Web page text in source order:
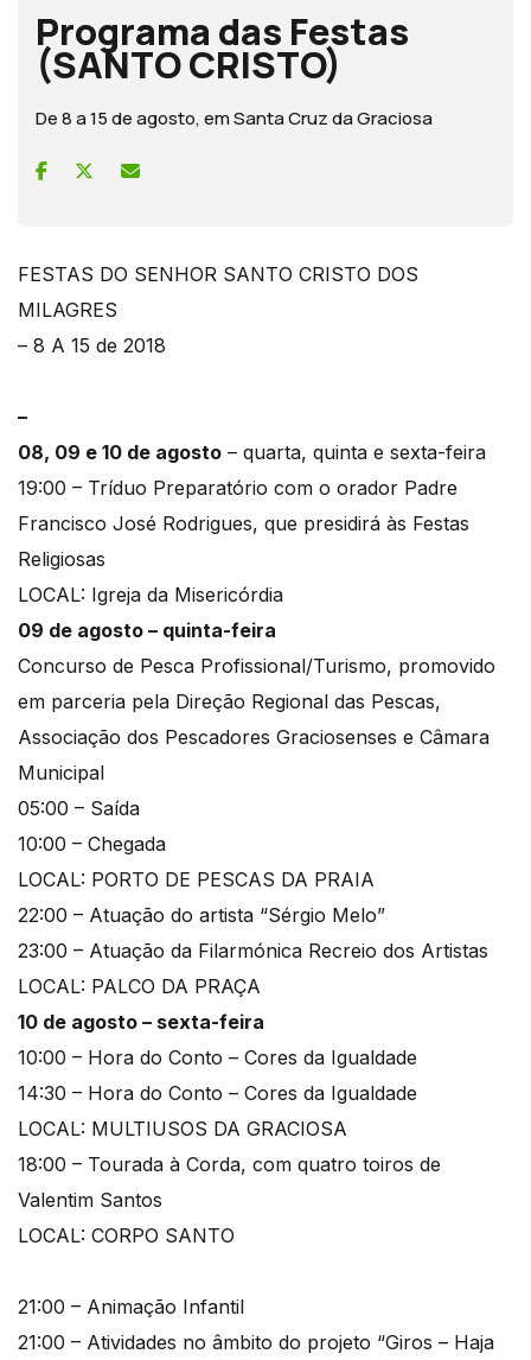
Programa das Festas
(SANTO CRISTO)
De 8 a 15 de agosto, em Santa Cruz da Graciosa
FESTAS DO SENHOR SANTO CRISTO DOS
MILAGRES
– 8 A 15 de 2018
–
08, 09 e 10 de agosto – quarta, quinta e sexta-feira
19:00 – Tríduo Preparatório com o orador Padre
Francisco José Rodrigues, que presidirá às Festas
Religiosas
LOCAL: Igreja da Misericórdia
09 de agosto – quinta-feira
Concurso de Pesca Profissional/Turismo, promovido
em parceria pela Direção Regional das Pescas,
Associação dos Pescadores Graciosenses e Câmara
Municipal
05:00 – Saída
10:00 – Chegada
LOCAL: PORTO DE PESCAS DA PRAIA
22:00 – Atuação do artista “Sérgio Melo”
23:00 – Atuação da Filarmónica Recreio dos Artistas
LOCAL: PALCO DA PRAÇA
10 de agosto – sexta-feira
10:00 – Hora do Conto – Cores da Igualdade
14:30 – Hora do Conto – Cores da Igualdade
LOCAL: MULTIUSOS DA GRACIOSA
18:00 – Tourada à Corda, com quatro toiros de
Valentim Santos
LOCAL: CORPO SANTO
21:00 – Animação Infantil
21:00 – Atividades no âmbito do projeto “Giros – Haja